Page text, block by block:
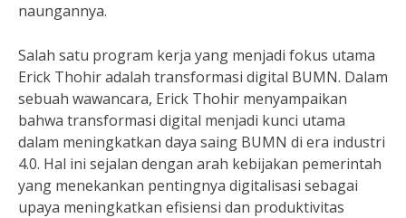
naungannya.
Salah satu program kerja yang menjadi fokus utama
Erick Thohir adalah transformasi digital BUMN. Dalam
sebuah wawancara, Erick Thohir menyampaikan
bahwa transformasi digital menjadi kunci utama
dalam meningkatkan daya saing BUMN di era industri
4.0. Hal ini sejalan dengan arah kebijakan pemerintah
yang menekankan pentingnya digitalisasi sebagai
upaya meningkatkan efisiensi dan produktivitas